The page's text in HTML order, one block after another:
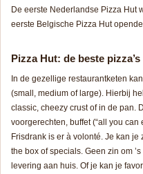
De eerste Nederlandse Pizza Hut
eerste Belgische Pizza Hut
Pizza Hut: de beste
In de gezellige restaurantketen
(small, medium of large). Hierbij
classic, cheezy crust of in de pan.
voorgerechten, buffet (“all you can
Frisdrank is er à volonté. Je kan je
the box of specials. Geen zin om
levering aan huis. Of je kan je